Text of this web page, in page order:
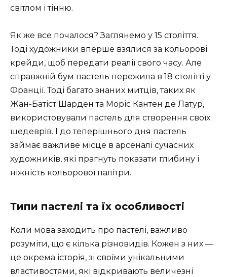
світлом і тінню.
Як же все почалося? Заглянемо у 15 століття.
Тоді художники вперше взялися за кольорові
крейди, щоб передати реалії свого часу. Але
справжній бум пастель пережила в 18 столітті у
Франції. Тоді багато знаних митців, таких як
Жан-Батіст Шарден та Моріс Кантен де Латур,
використовували пастель для створення своїх
шедеврів. І до теперішнього дня пастель
займає важливе місце в арсеналі сучасних
художників, які прагнуть показати глибину і
ніжність кольорової палітри.
Типи пастелі та їх особливості
Коли мова заходить про пастелі, важливо
розуміти, що є кілька різновидів. Кожен з них —
це окрема історія, зі своїми унікальними
властивостями, які відкривають величезні